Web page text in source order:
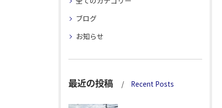
ブログ
お知らせ
最近の投稿 Recent Posts